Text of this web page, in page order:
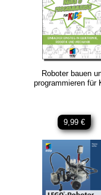
Roboter bauen
programmieren für
9,99 €